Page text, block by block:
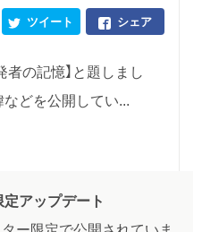
シェア
ツイート
者の記憶】と題しまし
どを公開してい...
アップデート